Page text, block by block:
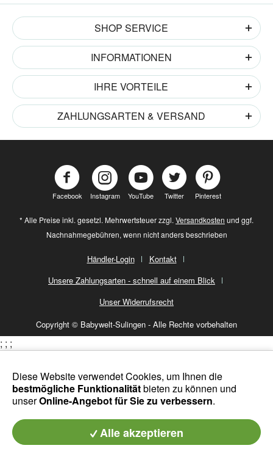
SHOP SERVICE
INFORMATIONEN
IHRE VORTEILE
ZAHLUNGSARTEN & VERSAND
Facebook Instagram YouTube Twitter Pinterest
* Alle Preise inkl. gesetzl. Mehrwertsteuer zzgl. Versandkosten und ggf.
Nachnahmegebühren, wenn nicht anders beschrieben
Händler-Login
Kontakt
Unsere Zahlungsarten - schnell auf einem Blick
Unser Widerrufsrecht
Copyright © Babywelt-Sulingen - Alle Rechte vorbehalten
Diese Website verwendet Cookies, um Ihnen die
bestmögliche Funktionalitätbieten zu können und
unserOnline-Angebot für Sie zu verbessern.
Alle akzeptieren
; ; ;